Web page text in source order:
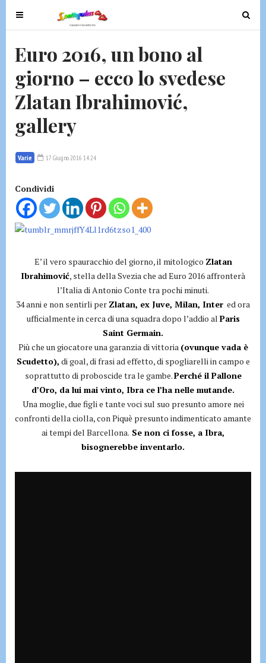
T
o
g
e
n
v
g
t
o
n
T
o
Euro 2016, un bono al
giorno – ecco lo svedese
Zlatan Ibrahimović,
gallery
Varie 17 Giugno 2016 14:24
Condividi
E’ il vero spauracchio del giorno, il mitologico Zlatan
Ibrahimović, stella della Svezia che ad Euro 2016 affronterà
l’Italia di Antonio Conte tra pochi minuti.
34 anni e non sentirli per Zlatan, ex Juve, Milan, Inter ed ora
ufficialmente in cerca di una squadra dopo l’addio al Paris
Saint Germain.
Più che un giocatore una garanzia di vittoria (ovunque vada è
Scudetto), di goal, di frasi ad effetto, di spogliarelli in campo e
soprattutto di proboscide tra le gambe.Perché il Pallone
d’Oro, da lui mai vinto, Ibra ce l’ha nelle mutande.
Una moglie, due figli e tante voci sul suo presunto amore nei
confronti della ciolla, con Piquè presunto indimenticato amante
ai tempi del Barcellona. Se non ci fosse, a Ibra,
bisognerebbe inventarlo.